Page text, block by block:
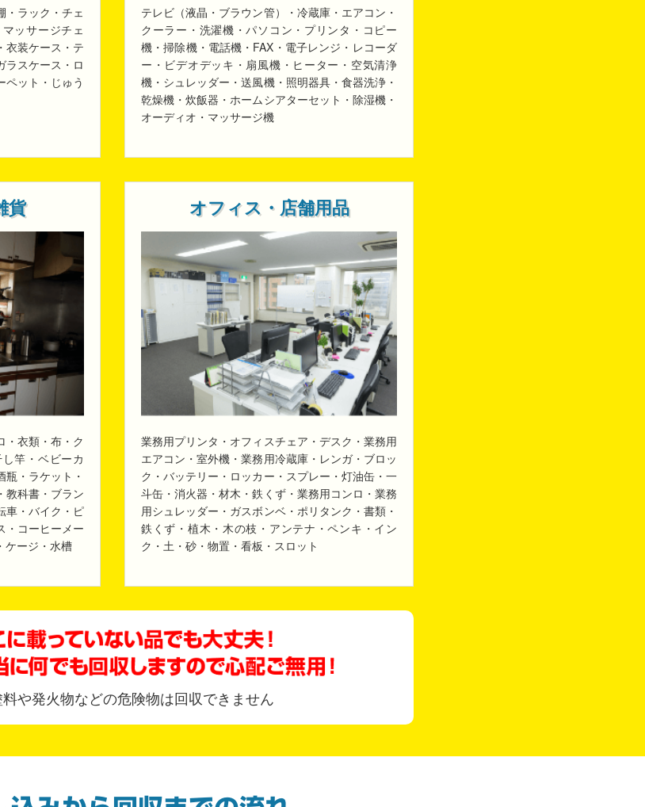
・ラック・チェ
ッサージチェ
衣装ケース・テ
ラスケース・ロ
ペット・じゅう
テレビ（液晶・ブラウン管）・冷蔵庫・エアコン・
クーラー・洗濯機・パソコン・プリンタ・コピー
機・掃除機・電話機・FAX・電子レンジ・レコーダ
ー・ビデオデッキ・扇風機・ヒーター・空気清浄
機・シュレッダー・送風機・照明器具・食器洗浄・
乾燥機・炊飯器・ホームシアターセット・除湿機・
オーディオ・マッサージ機
貨
・衣類・布・ク
竿・ベビーカ
・ラケット・
教科書・ブラン
車・バイク・ピ
・コーヒーメー
ケージ・水槽
オフィス・店舗用品
業務用プリンタ・オフィスチェア・デスク・業務用
エアコン・室外機・業務用冷蔵庫・レンガ・ブロッ
ク・バッテリー・ロッカー・スプレー・灯油缶・一
斗缶・消火器・材木・鉄くず・業務用コンロ・業務
用シュレッダー・ガスボンベ・ポリタンク・書類・
鉄くず・植木・木の枝・アンテナ・ペンキ・イン
ク・土・砂・物置・看板・スロット
や発火物などの危険物は回収できません